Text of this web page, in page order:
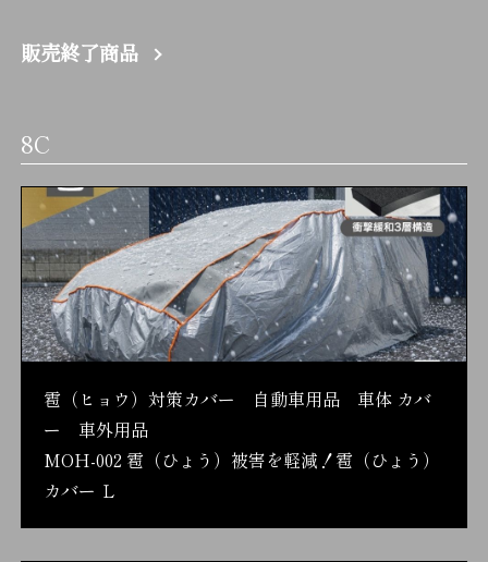
販売終了商品
8C
雹（ヒョウ）対策カバー 自動車用品 車体 カバ
ー 車外用品
MOH-002 雹（ひょう）被害を軽減！雹（ひょう）
カバー Ｌ